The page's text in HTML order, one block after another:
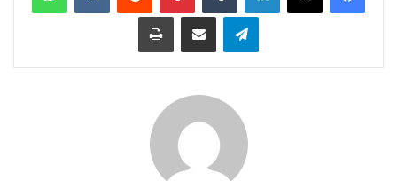
تيلقرام مشاركة عبر البريد طباعة